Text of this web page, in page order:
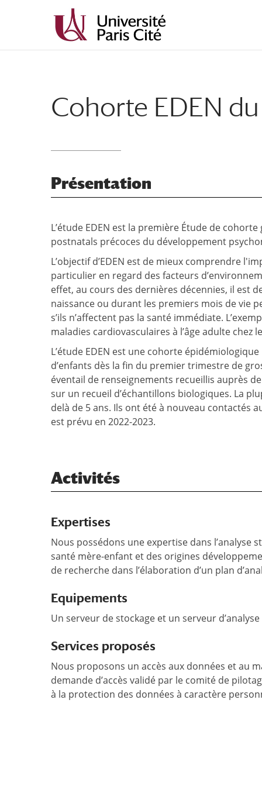
principal
navigation
Cohorte EDEN du
Présentation
L’étude EDEN est la première Étude de
postnatals précoces du développement
L’objectif d’EDEN est de mieux comprendre
particulier en regard des facteurs
effet, au cours des dernières décennies, il est
naissance ou durant les premiers mois de vie
s’ils n’affectent pas la santé immédiate.
maladies cardiovasculaires à l’âge adulte
L’étude EDEN est une cohorte
d’enfants dès la fin du premier trimestre de
éventail de renseignements recueillis auprès
sur un recueil d’échantillons biologiques. La
delà de 5 ans. Ils ont été à nouveau contactés
est prévu en 2022-2023.
Activités
Expertises
Nous possédons une expertise dans
santé mère-enfant et des origines
de recherche dans l’élaboration d’un plan
Equipements
Un serveur de stockage et un serveur
Services proposés
Nous proposons un accès aux données et au
demande d’accès validé par le comité de
à la protection des données à caractère